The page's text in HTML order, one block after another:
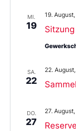
MI.
19
19.
SA.
22
22.
DO.
27
27.